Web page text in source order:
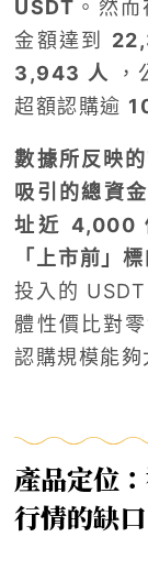
USDT 。然
金額達到
3,943 人 ，
超額認購逾
數據所反映
吸引的總資
址近 4,000
「上市前」
投入的
體性價比對
認購規模能夠
產品定位
行情的缺口